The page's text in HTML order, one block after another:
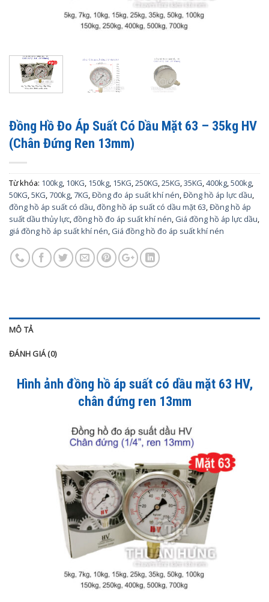
Đồng Hồ Đo Áp Suất Có Dầu Mặt 63 – 35kg HV
(Chân Đứng Ren 13mm)
Từ khóa: 100kg, 10KG, 150kg, 15KG,250KG,25KG,35KG,400kg,500kg,
50KG,5KG, 700kg, 7KG,Đồng đo áp suất khí nén,Đồng hồ áp lực dầu,
đồng hồ áp suất có dầu,đồng hồ áp suất có dầu mặt 63,Đồng hồ áp
suất dầu thủy lực,đồng hồ đo áp suất khí nén, Giá đồng hồ áp lực dầu,
giá đồng hồ áp suất khí nén, Giá đồng hồ đo áp suất khí nén
MÔ TẢ
ĐÁNH GIÁ (0)
Hình ảnh đồng hồ áp suất có dầu mặt 63 HV,
chân đứng ren 13mm